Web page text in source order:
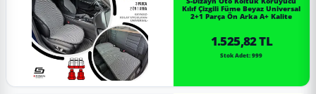
Kılıf Çizgili Füme Beyaz Universal
2+1 Parça Ön Arka A+ Kalite
1.525,82 TL
Stok Adet: 999